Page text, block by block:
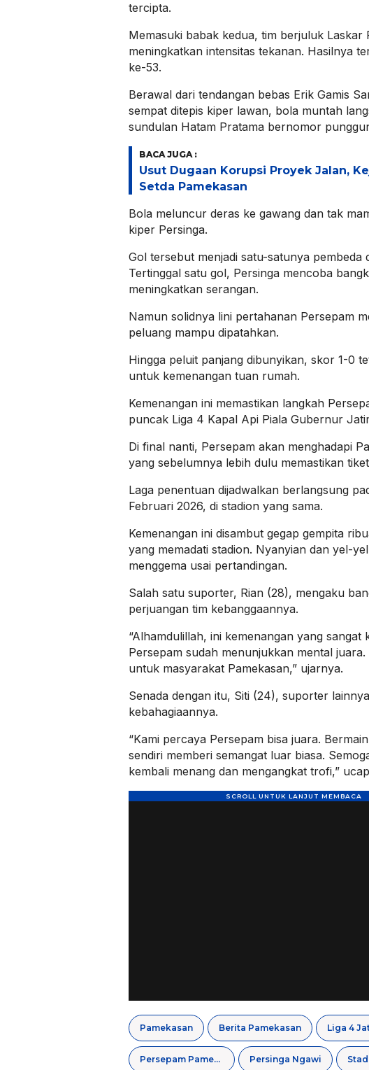
tercipta.
Memasuki babak kedua, tim berjuluk Laskar
meningkatkan intensitas tekanan. Hasilnya
ke-53.
Berawal dari tendangan bebas Erik Gamis
sempat ditepis kiper lawan, bola muntah
sundulan Hatam Pratama bernomor
BACA JUGA :
Usut Dugaan Korupsi Proyek Jalan,
Setda Pamekasan
Bola meluncur deras ke gawang dan tak
kiper Persinga.
Gol tersebut menjadi satu-satunya pembeda
Tertinggal satu gol, Persinga mencoba
meningkatkan serangan.
Namun solidnya lini pertahanan Persepam
peluang mampu dipatahkan.
Hingga peluit panjang dibunyikan, skor 1-0
untuk kemenangan tuan rumah.
Kemenangan ini memastikan langkah
puncak Liga 4 Kapal Api Piala Gubernur
Di final nanti, Persepam akan menghadapi
yang sebelumnya lebih dulu memastikan
Laga penentuan dijadwalkan berlangsung
Februari 2026, di stadion yang sama.
Kemenangan ini disambut gegap gempita
yang memadati stadion. Nyanyian dan yel-
menggema usai pertandingan.
Salah satu suporter, Rian (28), mengaku
perjuangan tim kebanggaannya.
“Alhamdulillah, ini kemenangan yang sangat
Persepam sudah menunjukkan mental
untuk masyarakat Pamekasan,” ujarnya.
Senada dengan itu, Siti (24), suporter
kebahagiaannya.
“Kami percaya Persepam bisa juara.
sendiri memberi semangat luar biasa.
kembali menang dan mengangkat trofi,”
Pamekasan Berita Pamekasan Liga 4
Persepam Pamekasan Persinga Ngawi